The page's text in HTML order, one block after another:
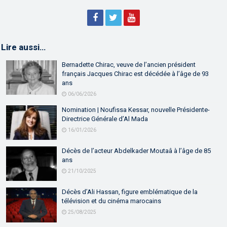
Lire aussi…
Bernadette Chirac, veuve de l’ancien président
français Jacques Chirac est décédée à l’âge de 93
ans
06/06/2026
Nomination | Noufissa Kessar, nouvelle Présidente-
Directrice Générale d’Al Mada
16/01/2026
Décès de l’acteur Abdelkader Moutaâ à l’âge de 85
ans
21/10/2025
Décès d’Ali Hassan, figure emblématique de la
télévision et du cinéma marocains
25/08/2025